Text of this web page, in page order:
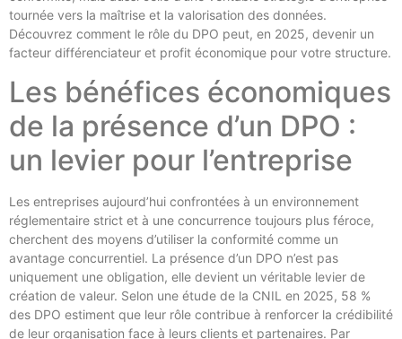
tournée vers la maîtrise et la valorisation des données.
Découvrez comment le rôle du DPO peut, en 2025, devenir un
facteur différenciateur et profit économique pour votre structure.
Les bénéfices économiques
de la présence d’un DPO :
un levier pour l’entreprise
Les entreprises aujourd’hui confrontées à un environnement
réglementaire strict et à une concurrence toujours plus féroce,
cherchent des moyens d’utiliser la conformité comme un
avantage concurrentiel. La présence d’un DPO n’est pas
uniquement une obligation, elle devient un véritable levier de
création de valeur. Selon une étude de la CNIL en 2025, 58 %
des DPO estiment que leur rôle contribue à renforcer la crédibilité
de leur organisation face à leurs clients et partenaires. Par